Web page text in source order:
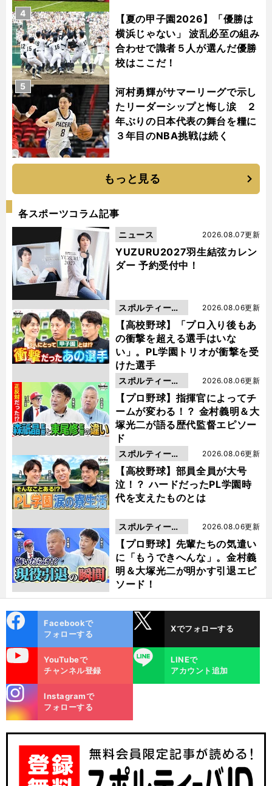
【夏の甲子園2026】「優勝は
横浜じゃない」 波乱必至の組み
合わせで識者５人が選んだ優勝
校はここだ！
4
河村勇輝がサマーリーグで示し
たリーダーシップと悔し涙 ２
年ぶりの日本代表の舞台を糧に
３年目のNBA挑戦は続く
5
もっと見る
各スポーツコラム記事
YUZURU2027羽生結弦カレン
ダー 予約受付中！
2026.08.07更新
ニュース
【高校野球】「プロ入り後もあ
の衝撃を超える選手はいな
い」。PL学園トリオが衝撃を受
けた選手
2026.08.06更新
スポルティーバ
動画
【プロ野球】指揮官によってチ
ームが変わる！？ 金村義明＆大
塚光二が語る歴代監督エピソー
ド
2026.08.06更新
スポルティーバ
動画
【高校野球】部員全員が大号
泣！？ ハードだったPL学園時
代を支えたものとは
2026.08.06更新
スポルティーバ
動画
【プロ野球】先輩たちの気遣い
に「もうできへんな」。金村義
明＆大塚光二が明かす引退エピ
ソード！
2026.08.06更新
スポルティーバ
動画
ok
Facebookで
フォローする
Xでフォローする
YouTubeで
チャンネル登録
LINE
LINEで
アカウント追加
m
Instagramで
フォローする